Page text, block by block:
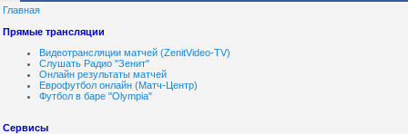
Главная
Прямые трансляции
Видеотрансляции матчей (ZenitVideo-TV)
Слушать Радио "Зенит"
Онлайн результаты матчей
Еврофутбол онлайн (Матч-Центр)
Футбол в баре "Olympia"
Сервисы